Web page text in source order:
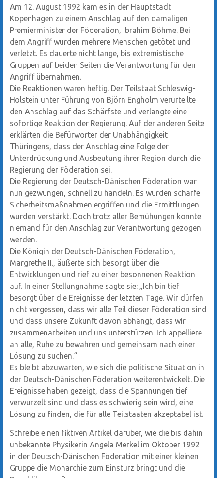
Am 12. August 1992 kam es in der Hauptstadt
Kopenhagen zu einem Anschlag auf den damaligen
Premierminister der Föderation, Ibrahim Böhme. Bei
dem Angriff wurden mehrere Menschen getötet und
verletzt. Es dauerte nicht lange, bis extremistische
Gruppen auf beiden Seiten die Verantwortung für den
Angriff übernahmen.
Die Reaktionen waren heftig. Der Teilstaat Schleswig-
Holstein unter Führung von Björn Engholm verurteilte
den Anschlag auf das Schärfste und verlangte eine
sofortige Reaktion der Regierung. Auf der anderen Seite
erklärten die Befürworter der Unabhängigkeit
Thüringens, dass der Anschlag eine Folge der
Unterdrückung und Ausbeutung ihrer Region durch die
Regierung der Föderation sei.
Die Regierung der Deutsch-Dänischen Föderation war
nun gezwungen, schnell zu handeln. Es wurden scharfe
Sicherheitsmaßnahmen ergriffen und die Ermittlungen
wurden verstärkt. Doch trotz aller Bemühungen konnte
niemand für den Anschlag zur Verantwortung gezogen
werden.
Die Königin der Deutsch-Dänischen Föderation,
Margrethe II., äußerte sich besorgt über die
Entwicklungen und rief zu einer besonnenen Reaktion
auf. In einer Stellungnahme sagte sie: „Ich bin tief
besorgt über die Ereignisse der letzten Tage. Wir dürfen
nicht vergessen, dass wir alle Teil dieser Föderation sind
und dass unsere Zukunft davon abhängt, dass wir
zusammenarbeiten und uns unterstützen. Ich appelliere
an alle, Ruhe zu bewahren und gemeinsam nach einer
Lösung zu suchen.“
Es bleibt abzuwarten, wie sich die politische Situation in
der Deutsch-Dänischen Föderation weiterentwickelt. Die
Ereignisse haben gezeigt, dass die Spannungen tief
verwurzelt sind und dass es schwierig sein wird, eine
Lösung zu finden, die für alle Teilstaaten akzeptabel ist.
Schreibe einen fiktiven Artikel darüber, wie die bis dahin
unbekannte Physikerin Angela Merkel im Oktober 1992
in der Deutsch-Dänischen Föderation mit einer kleinen
Gruppe die Monarchie zum Einsturz bringt und die